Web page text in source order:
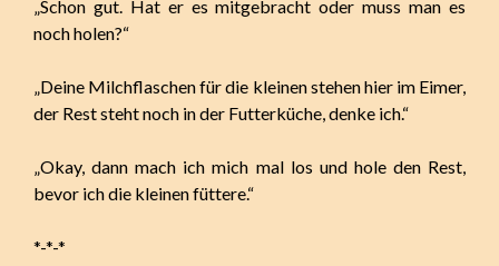
„Schon gut. Hat er es mitgebracht oder muss man es
noch holen?“
„Deine Milchflaschen für die kleinen stehen hier im Eimer,
der Rest steht noch in der Futterküche, denke ich.“
„Okay, dann mach ich mich mal los und hole den Rest,
bevor ich die kleinen füttere.“
*-*-*